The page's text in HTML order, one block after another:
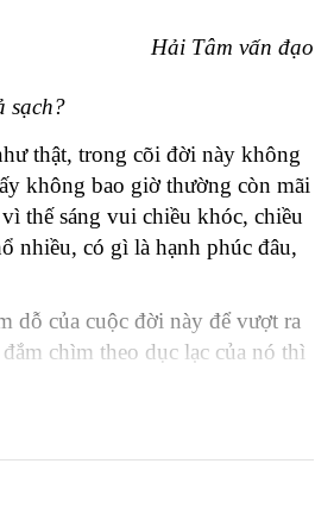
Hải Tâm vấn đạo
sạch?
thật, trong cõi đời này không
không bao giờ thường còn mãi
thế sáng vui chiều khóc, chiều
nhiều, có gì là hạnh phúc đâu,
dỗ của cuộc đời này để vượt ra
chìm theo dục lạc của nó thì
thể nào thấu suốt lý vô
này thì làm sao buông xả